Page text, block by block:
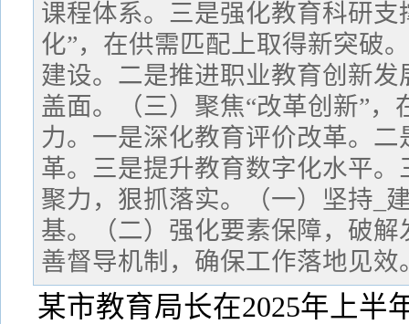
课程体系。三是强化教育科研支
化”，在供需匹配上取得新突破
建设。二是推进职业教育创新
盖面。（三）聚焦“改革创新”
力。一是深化教育评价改革。
革。三是提升教育数字化水平
聚力，狠抓落实。（一）坚持_
基。（二）强化要素保障，破
善督导机制，确保工作落地见效
某市教育局长在2025年上半